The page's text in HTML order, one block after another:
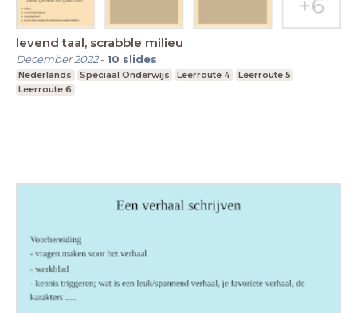
levend taal, scrabble milieu
December 2022- 10 slides
Nederlands Speciaal Onderwijs Leerroute 4
Leerroute 5
Leerroute 6